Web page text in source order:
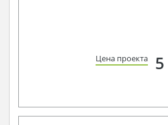
Цена проекта